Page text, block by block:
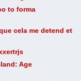
to forma
cela me detend et
Age